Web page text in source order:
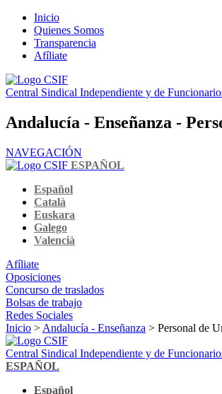
Inicio
Quienes Somos
Transparencia
Afíliate
Central Sindical Independiente y de
Andalucía - Enseñanza -
NAVEGACIÓN
ESPAÑOL
Español
Català
Euskara
Galego
Valencià
Afíliate
Oposiciones
Concurso de traslados
Bolsas de trabajo
Redes Sociales
Inicio > Andalucía - Enseñanza > Personal de
Central Sindical Independiente y de
ESPAÑOL
Español